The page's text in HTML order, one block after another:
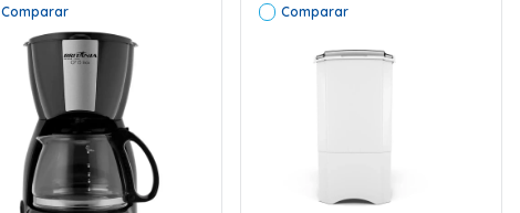
Comparar Comparar